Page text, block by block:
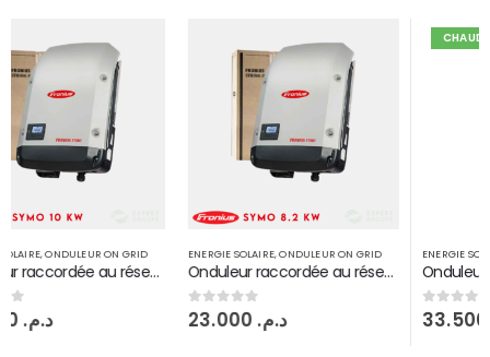
ENERGIE SOLAIRE,ONDULEUR ON GRID
Onduleur raccordée au réseau Fronius symo 8,2 KW injection on grid 2 MPPT
ENERGIE SOLAIRE,ONDULEUR ON GRID
Onduleur raccordée au réseau Fronius symo 20 KW injection on grid 2 MPPT